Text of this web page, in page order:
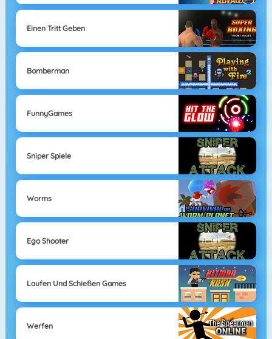
Einen Tritt Geben
Bomberman
FunnyGames
Sniper Spiele
Worms
Ego Shooter
Laufen Und Schießen Games
Werfen